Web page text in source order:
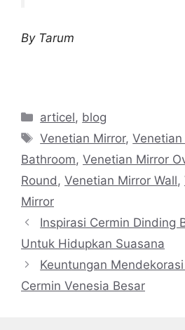
By Tarum
Categories
articel, blog
Tags
Venetian Mirror,Venetian
Bathroom, Venetian Mirror
Round , Venetian Mirror Wall,
Mirror
Inspirasi Cermin Dinding
Untuk Hidupkan Suasana
Keuntungan
Cermin Venesia Besar